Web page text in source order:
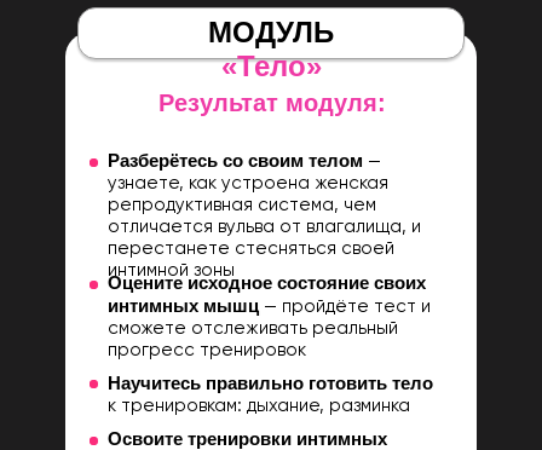
Освоите тренировки интимных
Научитесь правильно готовить тело
к тренировкам: дыхание, разминка
Разберётесь со своим телом —
узнаете, как устроена женская
репродуктивная система, чем
отличается вульва от влагалища, и
перестанете стесняться своей
интимной зоны
Оцените исходное состояние своих
интимных мышц — пройдёте тест и
сможете отслеживать реальный
прогресс тренировок
Результат модуля:
МОДУЛЬ
«Тело»